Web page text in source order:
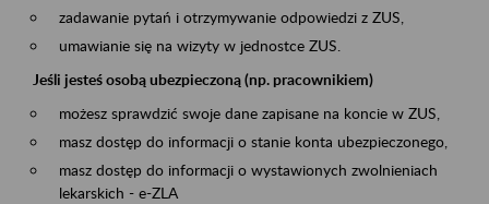
zadawanie pytań i otrzymywanie odpowiedzi z ZUS,
umawianie się na wizyty w jednostce ZUS.
Jeśli jesteś osobą ubezpieczoną (np. pracownikiem)
możesz sprawdzić swoje dane zapisane na koncie w ZUS,
masz dostęp do informacji o stanie konta ubezpieczonego,
masz dostęp do informacji o wystawionych zwolnieniach
lekarskich - e-ZLA